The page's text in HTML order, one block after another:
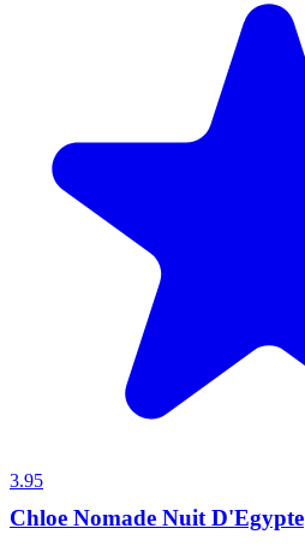
3.95
Chloe Nomade Nuit D'Egypte